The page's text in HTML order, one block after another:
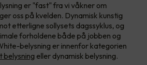
er "fast" fra vi våkner om
oss på kvelden. Dynamisk kunstig
etterligne sollysets dagssyklus, og
forholdene både på jobben og
belysning er innenfor kategorien
belysning eller dynamisk belysning.